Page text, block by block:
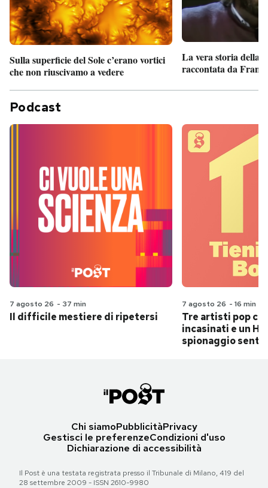
Sulla superficie del Sole c’erano vortici
che non riuscivamo a vedere
La vera storia della
raccontata da
Podcast
7 agosto 26 - 37 min
Il difficile mestiere di ripetersi
7 agosto 26 - 16 min
Tre artisti pop
incasinati e un
spionaggio
Chi siamoPubblicitàPrivacy
Gestisci le preferenzeCondizioni d'uso
Dichiarazione di accessibilità
Il Post è una testata registrata presso il Tribunale di Milano, 419 del
28 settembre 2009 - ISSN 2610-9980